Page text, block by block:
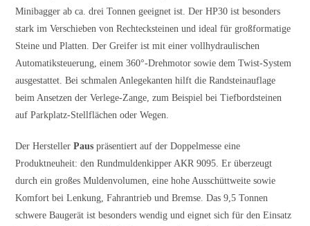
Minibagger ab ca. drei Tonnen geeignet ist. Der HP30 ist besonders
stark im Verschieben von Rechtecksteinen und ideal für großformatige
Steine und Platten. Der Greifer ist mit einer vollhydraulischen
Automatiksteuerung, einem 360°-Drehmotor sowie dem Twist-System
ausgestattet. Bei schmalen Anlegekanten hilft die Randsteinauflage
beim Ansetzen der Verlege-Zange, zum Beispiel bei Tiefbordsteinen
auf Parkplatz-Stellflächen oder Wegen.
Der HerstellerPaus präsentiert auf der Doppelmesse eine
Produktneuheit: den Rundmuldenkipper AKR 9095. Er überzeugt
durch ein großes Muldenvolumen, eine hohe Ausschüttweite sowie
Komfort bei Lenkung, Fahrantrieb und Bremse. Das 9,5 Tonnen
schwere Baugerät ist besonders wendig und eignet sich für den Einsatz